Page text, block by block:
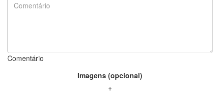
Comentário
Imagens (opcional)
+